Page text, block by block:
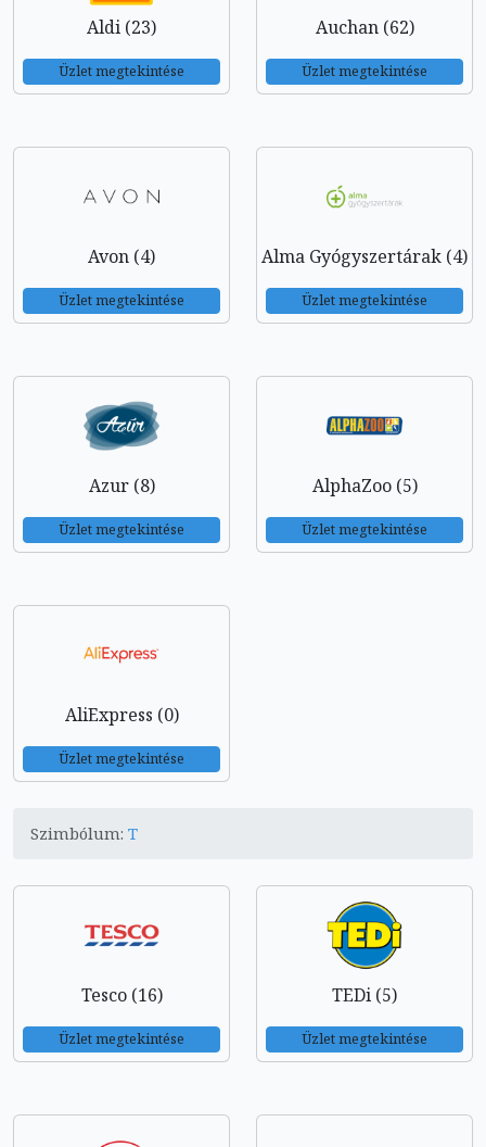
Aldi (23)
Üzlet megtekintése
Auchan (62)
Üzlet megtekintése
Avon (4)
Üzlet megtekintése
Alma Gyógyszertárak (4)
Üzlet megtekintése
Azur (8)
Üzlet megtekintése
AlphaZoo (5)
Üzlet megtekintése
AliExpress (0)
Üzlet megtekintése
Szimbólum: T
Tesco (16)
Üzlet megtekintése
TEDi (5)
Üzlet megtekintése